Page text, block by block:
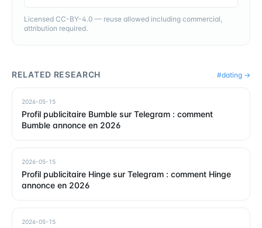
Licensed CC-BY-4.0 — reuse allowed including commercial,
attribution required.
RELATED RESEARCH #dating →
2026-05-15
Profil publicitaire Bumble sur Telegram : comment
Bumble annonce en 2026
2026-05-15
Profil publicitaire Hinge sur Telegram : comment Hinge
annonce en 2026
2026-05-15